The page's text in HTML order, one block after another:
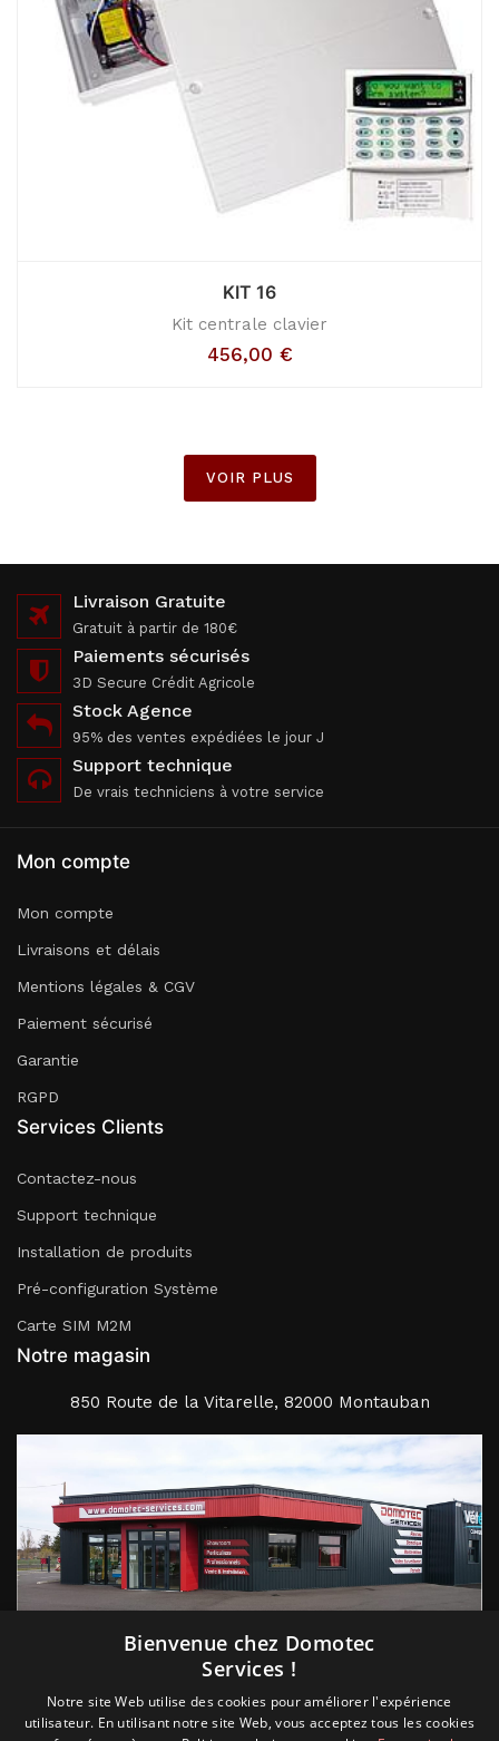
KIT 16
Kit centrale clavier
456,00 €
VOIR PLUS
Livraison Gratuite
Gratuit à partir de 180€
Paiements sécurisés
3D Secure Crédit Agricole
Stock Agence
95% des ventes expédiées le jour J
Support technique
De vrais techniciens à votre service
Mon compte
Mon compte
Livraisons et délais
Mentions légales & CGV
Paiement sécurisé
Garantie
RGPD
Services Clients
Contactez-nous
Support technique
Installation de produits
Pré-configuration Système
Carte SIM M2M
Notre magasin
850 Route de la Vitarelle, 82000 Montauban
Suivez nous
Bienvenue chez Domotec
Services !
Notre site Web utilise des cookies pour améliorer l'expérience
utilisateur. En utilisant notre site Web, vous acceptez tous les cookies